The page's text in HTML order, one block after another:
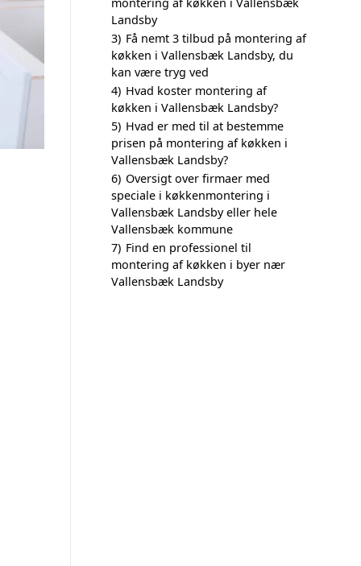
Landsby
3) Få nemt 3 tilbud på montering af
køkken i Vallensbæk Landsby, du
kan være tryg ved
4) Hvad koster montering af
køkken i Vallensbæk Landsby?
5) Hvad er med til at bestemme
prisen på montering af køkken i
Vallensbæk Landsby?
6) Oversigt over firmaer med
speciale i køkkenmontering i
Vallensbæk Landsby eller hele
Vallensbæk kommune
7) Find en professionel til
montering af køkken i byer nær
Vallensbæk Landsby